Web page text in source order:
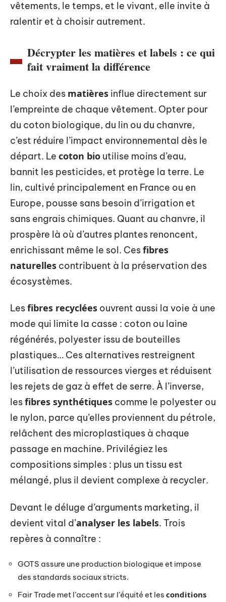
vêtements, le temps, et le vivant, elle invite à
ralentir et à choisir autrement.
Décrypter les matières et labels : ce qui
fait vraiment la différence
Le choix des matières influe directement sur
l’empreinte de chaque vêtement. Opter pour
du coton biologique, du lin ou du chanvre,
c’est réduire l’impact environnemental dès le
départ. Le coton bio utilise moins d’eau,
bannit les pesticides, et protège la terre. Le
lin, cultivé principalement en France ou en
Europe, pousse sans besoin d’irrigation et
sans engrais chimiques. Quant au chanvre, il
prospère là où d’autres plantes renoncent,
enrichissant même le sol. Cesfibres
naturelles contribuent à la préservation des
écosystèmes.
Lesfibres recyclées ouvrent aussi la voie à une
mode qui limite la casse : coton ou laine
régénérés, polyester issu de bouteilles
plastiques… Ces alternatives restreignent
l’utilisation de ressources vierges et réduisent
les rejets de gaz à effet de serre. À l’inverse,
lesfibres synthétiques comme le polyester ou
le nylon, parce qu’elles proviennent du pétrole,
relâchent des microplastiques à chaque
passage en machine. Privilégiez les
compositions simples : plus un tissu est
mélangé, plus il devient complexe à recycler.
Devant le déluge d’arguments marketing, il
devient vital d’analyser les labels. Trois
repères à connaître :
GOTS assure une production biologique et impose
des standards sociaux stricts.
Fair Trade met l’accent sur l’équité et les conditions